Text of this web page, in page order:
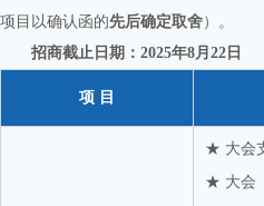
固瑞特（天津）复合材
贵州千叶药品包装有
湖北三得利国际贸易集
项目以确认函的先后确定取舍）。
招商截止日期：2025年8月22日
项 目
★ 大会
★ 大会